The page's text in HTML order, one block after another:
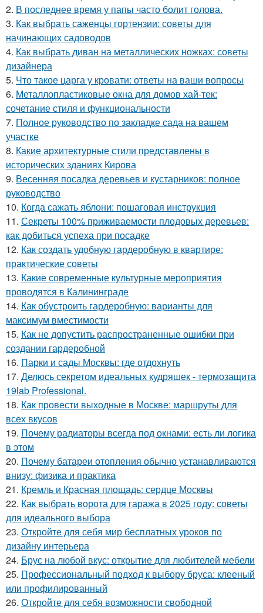
2. В последнее время у папы часто болит голова.
3. Как выбрать саженцы гортензии: советы для
начинающих садоводов
4. Как выбрать диван на металлических ножках: советы
дизайнера
5. Что такое царга у кровати: ответы на ваши вопросы
6. Металлопластиковые окна для домов хай-тек:
сочетание стиля и функциональности
7. Полное руководство по закладке сада на вашем
участке
8. Какие архитектурные стили представлены в
исторических зданиях Кирова
9. Весенняя посадка деревьев и кустарников: полное
руководство
10. Когда сажать яблони: пошаговая инструкция
11. Секреты 100% приживаемости плодовых деревьев:
как добиться успеха при посадке
12. Как создать удобную гардеробную в квартире:
практические советы
13. Какие современные культурные мероприятия
проводятся в Калининграде
14. Как обустроить гардеробную: варианты для
максимум вместимости
15. Как не допустить распространенные ошибки при
создании гардеробной
16. Парки и сады Москвы: где отдохнуть
17. Делюсь секретом идеальных кудряшек - термозащита
19lab Professional.
18. Как провести выходные в Москве: маршруты для
всех вкусов
19. Почему радиаторы всегда под окнами: есть ли логика
в этом
20. Почему батареи отопления обычно устанавливаются
внизу: физика и практика
21. Кремль и Красная площадь: сердце Москвы
22. Как выбрать ворота для гаража в 2025 году: советы
для идеального выбора
23. Откройте для себя мир бесплатных уроков по
дизайну интерьера
24. Брус на любой вкус: открытие для любителей мебели
25. Профессиональный подход к выбору бруса: клееный
или профилированный
26. Откройте для себя возможности свободной